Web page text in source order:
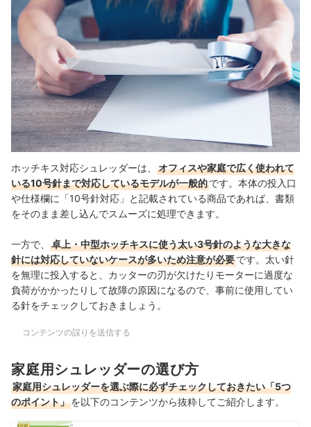
カード対応シュレッダーがほしい人はこちらをチェック！
ホッチキス対応シュレッダーの売れ筋ランキングもチェック！
ホッチキス対応シュレッダーは、
オフィスや家庭で広く使われて
いる10号針まで対応しているモデルが一般的です。本体の投入口
や仕様欄に「10号針対応」と記載されている商品であれば、書類
をそのまま差し込んでスムーズに処理できます。
一方で、
卓上・中型ホッチキスに使う太い3号針のような大きな
針には対応していないケースが多いため注意が必要です。太い針
を無理に投入すると、カッターの刃が欠けたりモーターに過度な
負荷がかかったりして故障の原因になるので、事前に使用してい
る針をチェックしておきましょう。
コンテンツの誤りを送信する
家庭用シュレッダーの選び方
家庭用シュレッダーを選ぶ際に必ずチェックしておきたい「5つ
のポイント」を以下のコンテンツから抜粋してご紹介します。